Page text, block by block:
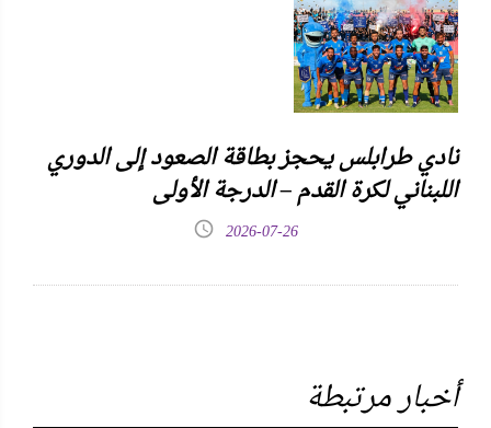
نادي طرابلس يحجز بطاقة الصعود إلى الدوري
اللبناني لكرة القدم – الدرجة الأولى
2026-07-26
أخبار مرتبطة